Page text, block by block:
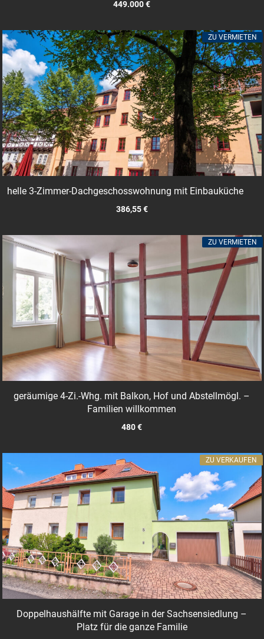
449.000 €
helle 3-Zimmer-Dachgeschosswohnung mit Einbauküche
386,55 €
ZU VERMIETEN
geräumige 4-Zi.-Whg. mit Balkon, Hof und Abstellmögl. –
Familien willkommen
480 €
ZU VERMIETEN
Doppelhaushälfte mit Garage in der Sachsensiedlung –
Platz für die ganze Familie
ZU VERKAUFEN